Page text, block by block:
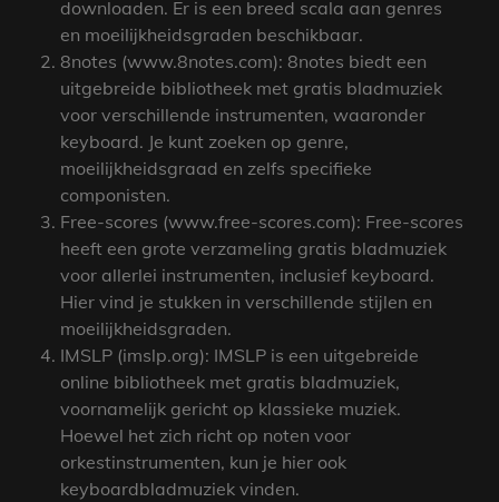
downloaden. Er is een breed scala aan genres
en moeilijkheidsgraden beschikbaar.
8notes (www.8notes.com): 8notes biedt een
uitgebreide bibliotheek met gratis bladmuziek
voor verschillende instrumenten, waaronder
keyboard. Je kunt zoeken op genre,
moeilijkheidsgraad en zelfs specifieke
componisten.
Free-scores (www.free-scores.com): Free-scores
heeft een grote verzameling gratis bladmuziek
voor allerlei instrumenten, inclusief keyboard.
Hier vind je stukken in verschillende stijlen en
moeilijkheidsgraden.
IMSLP (imslp.org): IMSLP is een uitgebreide
online bibliotheek met gratis bladmuziek,
voornamelijk gericht op klassieke muziek.
Hoewel het zich richt op noten voor
orkestinstrumenten, kun je hier ook
keyboardbladmuziek vinden.